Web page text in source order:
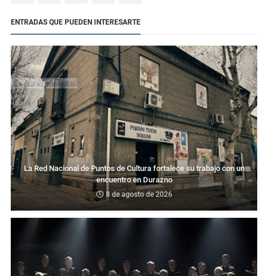
ENTRADAS QUE PUEDEN INTERESARTE
La Red Nacional de Puntos de Cultura fortalece su trabajo con un
encuentro en Durazno
8 de agosto de 2026